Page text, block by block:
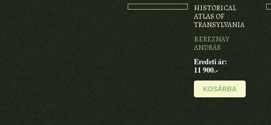
HISTORICAL
ATLAS OF
TRANSYLVANIA
BEREZNAY
ANDRÁS
Eredeti ár:
11 900.-
KOSÁRBA